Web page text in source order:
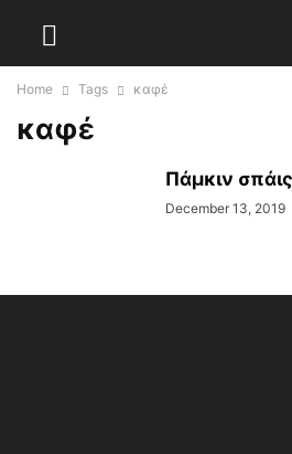
Home Tags καφέ
καφέ
Πάμκιν
December 13, 2019